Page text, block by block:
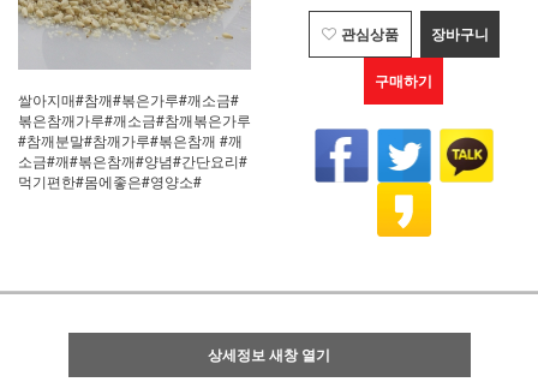
쌀아지매#참깨#볶은가루#깨소금#
볶은참깨가루#깨소금#참깨볶은가루
#참깨분말#참깨가루#볶은참깨 #깨
소금#깨#볶은참깨#양념#간단요리#
먹기편한#몸에좋은#영양소#
관심상품 장바구니
구매하기
상세정보 새창 열기